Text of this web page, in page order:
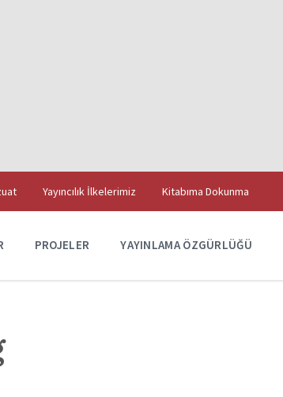
Yayıncılık İlkelerimiz
Kitabıma Dokunma
PROJELER YAYINLAMA ÖZGÜRLÜĞÜ